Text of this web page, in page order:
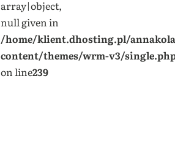
array|object,
null given in
/home/klient.dhosting.pl/
content/themes/wrm-v3/
on line239